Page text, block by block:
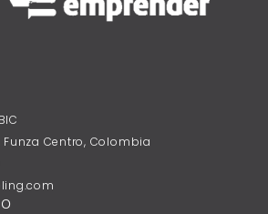
Funza Centro, Colombia